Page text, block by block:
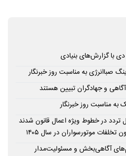
دی با گزارش‌های بنیادی
صباانرژی به مناسبت روز خبرنگار
و جهادگران تبیین هستند
مناسبت روز خبرنگار
تردد در خطوط ویژه اعمال قانون شدند
آگاهی‌بخش و مسئولیت‌مدار